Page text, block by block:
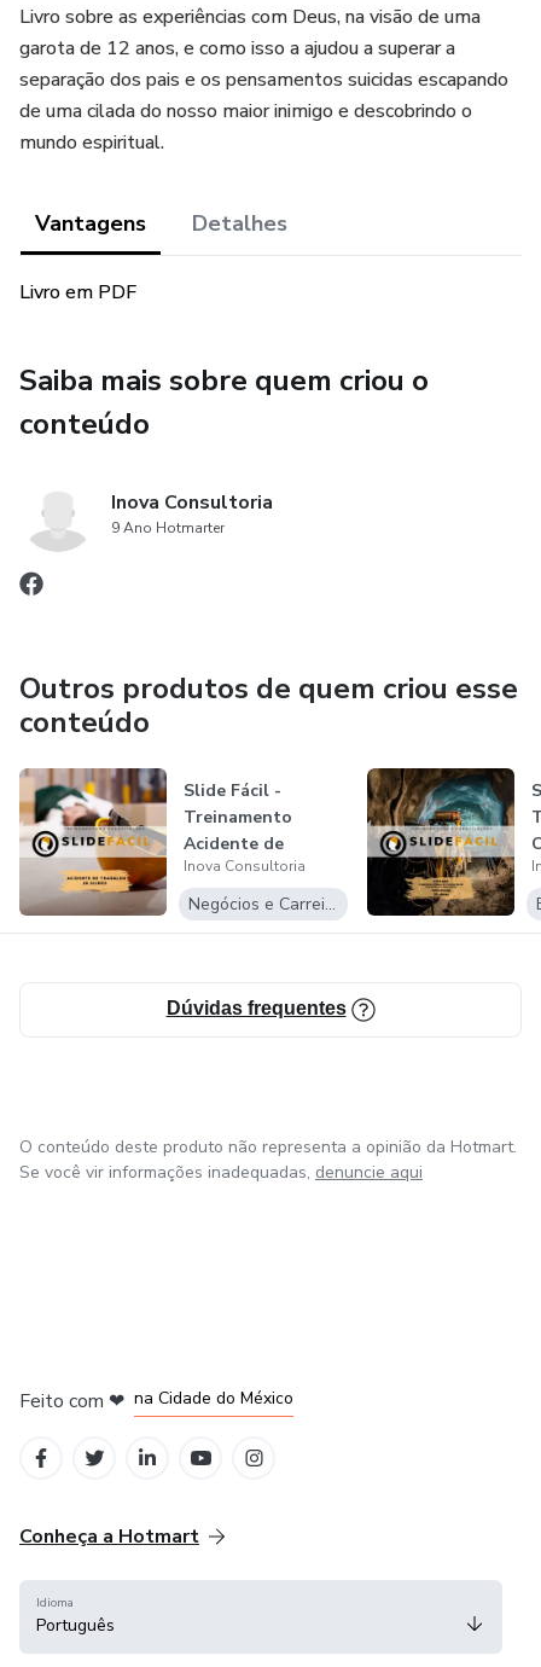
Livro sobre as experiências com Deus, na visão de uma
garota de 12 anos, e como isso a ajudou a superar a
separação dos pais e os pensamentos suicidas escapando
de uma cilada do nosso maior inimigo e descobrindo o
mundo espiritual.
Vantagens Detalhes
Livro em PDF
Saiba mais sobre quem criou o
conteúdo
Inova Consultoria
9 Ano Hotmarter
Outros produtos de quem criou esse
conteúdo
Slide Fácil -
Treinamento
Acidente de
trabalho
Inova Consultoria
Negócios e Carreira
Dúvidas frequentes
O conteúdo deste produto não representa a opinião da Hotmart.
Se você vir informações inadequadas, denuncie aqui
Feito com ❤ na Cidade do México
Conheça a Hotmart
Idioma
Português